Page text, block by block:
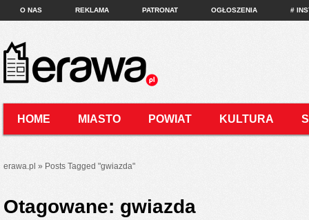
O NAS REKLAMA PATRONAT OGŁOSZENIA #
HOME MIASTO POWIAT KULTURA
erawa.pl » Posts Tagged "gwiazda"
Otagowane: gwiazda